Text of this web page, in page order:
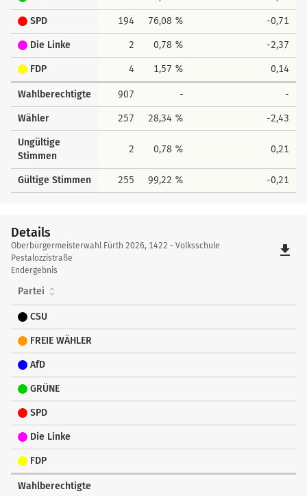
SPD 194 76,08 % -0,71
Die Linke 2 0,78 % -2,37
FDP 4 1,57 % 0,14
Wahlberechtigte 907 - -
Wähler 257 28,34 % -2,43
Ungültige
Stimmen
2 0,78 % 0,21
Gültige Stimmen 255 99,22 % -0,21
Details
Details
Oberbürgermeisterwahl Fürth 2026, 1422 - Volksschule
Pestalozzistraße
Endergebnis
file_download
Partei
CSU
FREIE WÄHLER
AfD
GRÜNE
SPD
Die Linke
FDP
Wahlberechtigte